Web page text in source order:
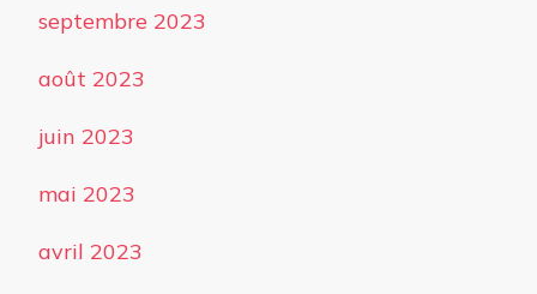
septembre 2023
août 2023
juin 2023
mai 2023
avril 2023